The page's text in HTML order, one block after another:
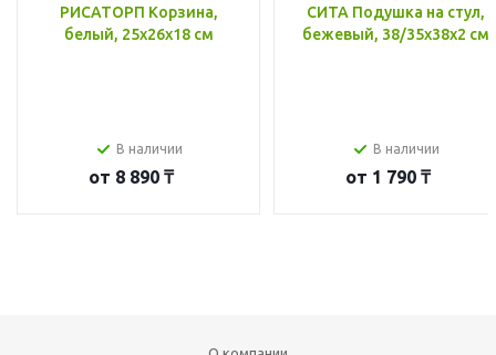
РИСАТОРП Корзина,
белый, 25x26x18 см
В наличии
от 8 890 ₸
СИТА Подушка на стул,
бежевый, 38/35x38x2 см
В наличии
от 1 790 ₸